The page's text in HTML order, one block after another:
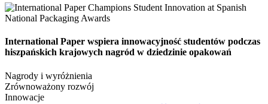
International Paper wspiera innowacyjność studentów podczas
hiszpańskich krajowych nagród w dziedzinie opakowań
Nagrody i wyróżnienia
Zrównoważony rozwój
Innowacje